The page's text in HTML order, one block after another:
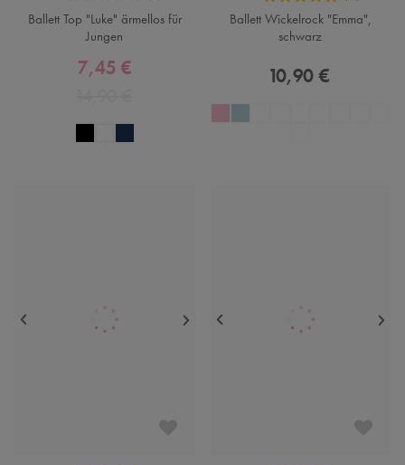
Ballett Top "Luke" ärmellos für
Jungen
7,45 €
Ballett Wickelrock "Emma",
schwarz
10,90 €